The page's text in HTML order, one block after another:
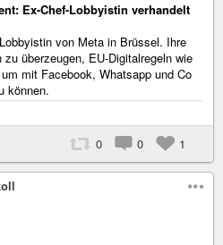
Ex-Chef-Lobbyistin verhandelt
von Meta in Brüssel. Ihre
überzeugen, EU-Digitalregeln wie
mit Facebook, Whatsapp und Co
können.
0 0 1